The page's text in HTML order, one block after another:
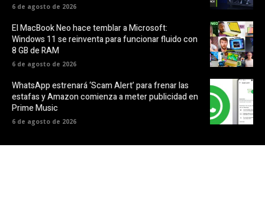
6 de agosto de 2026
El MacBook Neo hace temblar a Microsoft:
Windows 11 se reinventa para funcionar fluido con
8 GB de RAM
6 de agosto de 2026
WhatsApp estrenará ‘Scam Alert’ para frenar las
estafas y Amazon comienza a meter publicidad en
Prime Music
6 de agosto de 2026